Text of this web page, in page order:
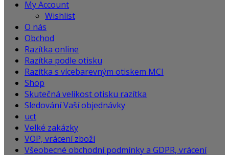
My Account
Wishlist
O nás
Obchod
Razítka online
Razítka podle otisku
Razítka s vícebarevným otiskem MCI
Shop
Skutečná velikost otisku razítka
Sledování Vaší objednávky
uct
Velké zakázky
VOP, vrácení zboží
Všeobecné obchodní podmínky a GDPR, vrácení